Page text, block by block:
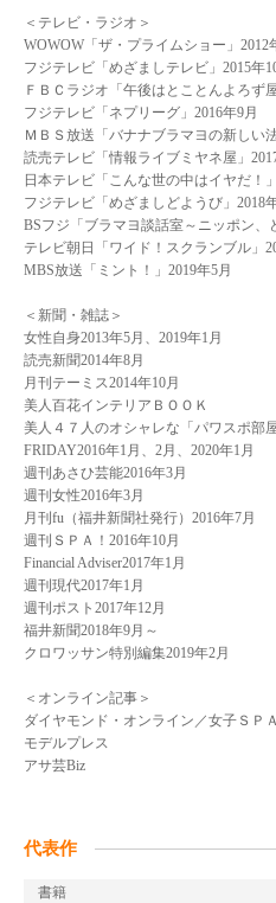
＜テレビ・ラジオ＞
WOWOW「ザ・プライムショー」2012
フジテレビ「めざましテレビ」2015年
ＦＢＣラジオ「午後はとことんよろず
フジテレビ「ネプリーグ」2016年9月
ＭＢＳ放送「バナナブラマヨの新しい
読売テレビ「情報ライブミヤネ屋」
日本テレビ「こんな世の中はイヤだ！
フジテレビ「めざましどようび」2018
BSフジ「ブラマヨ談話室～ニッポン、
テレビ朝日「ワイド！スクランブル」
MBS放送「ミント！」2019年5月
＜新聞・雑誌＞
女性自身2013年5月、2019年1月
読売新聞2014年8月
月刊テーミス2014年10月
美人百花インテリアＢＯＯＫ
美人４７人のオシャレな「パワスポ部
FRIDAY2016年1月、2月、2020年1月
週刊あさひ芸能2016年3月
週刊女性2016年3月
月刊fu（福井新聞社発行）2016年7月
週刊ＳＰＡ！2016年10月
Financial Adviser2017年1月
週刊現代2017年1月
週刊ポスト2017年12月
福井新聞2018年9月～
クロワッサン特別編集2019年2月
＜オンライン記事＞
ダイヤモンド・オンライン／女子ＳＰ
モデルプレス
アサ芸Biz
代表作
書籍